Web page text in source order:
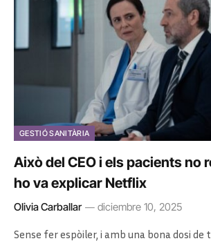
GESTIÓ SANITÀRIA
Això del CEO i els pacients no
ho va explicar Netflix
Olivia Carballar diciembre 10, 2025
Sense fer espòiler, i amb una bona dosi de